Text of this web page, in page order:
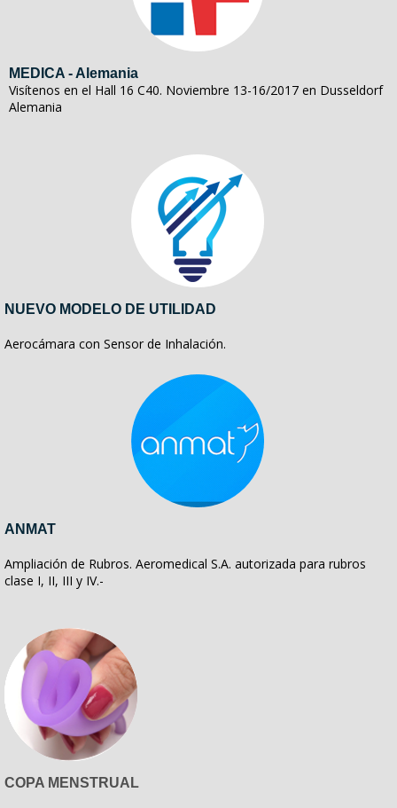
MEDICA - Alemania
Visítenos en el Hall 16 C40. Noviembre 13-16/2017 en Dusseldorf
Alemania
NUEVO MODELO DE UTILIDAD
Aerocámara con Sensor de Inhalación.
ANMAT
Ampliación de Rubros. Aeromedical S.A. autorizada para rubros
clase I, II, III y IV.-
COPA MENSTRUAL